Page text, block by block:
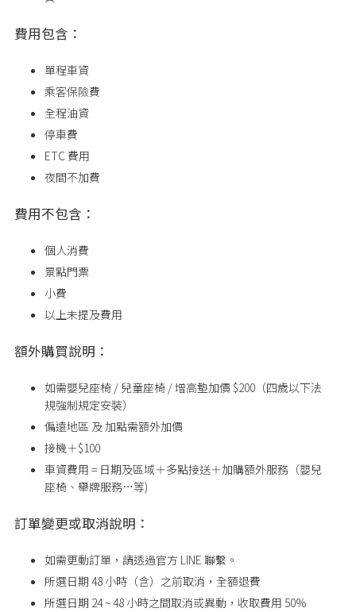
費用包含：
單程車資
乘客保險費
全程油資
停車費
ETC 費用
夜間不加費
費用不包含：
個人消費
景點門票
小費
以上未提及費用
額外購買說明：
如需嬰兒座椅 / 兒童座椅 / 增高墊加價 $200（四歲以下法
規強制規定安裝）
偏遠地區 及 加點需額外加價
接機＋$100
車資費用 = 日期及區域＋多點接送＋加購額外服務（嬰兒
座椅、舉牌服務…等)
訂單變更或取消說明：
如需更動訂單，請透過官方 LINE 聯繫。
所選日期 48 小時（含）之前取消，全額退費
所選日期 24 ~ 48 小時之間取消或異動，收取費用 50%